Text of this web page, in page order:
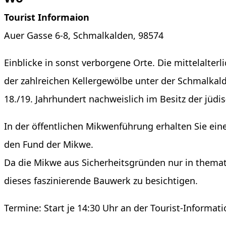
Tourist Informaion
Auer Gasse 6-8, Schmalkalden, 98574
Einblicke in sonst verborgene Orte. Die
der zahlreichen Kellergewölbe unter der
18./19. Jahrhundert nachweislich im Besitz der
In der öffentlichen Mikwenführung erhalten Sie
den Fund der Mikwe.
Da die Mikwe aus Sicherheitsgründen nur in
dieses faszinierende Bauwerk zu besichtigen.
Termine: Start je 14:30 Uhr an der Tourist-